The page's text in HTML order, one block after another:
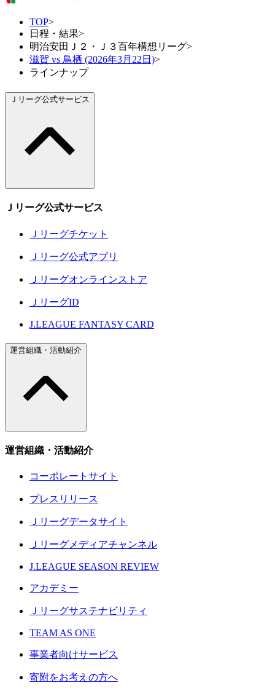
TOP>
日程・結果>
明治安田Ｊ２・Ｊ３百年構想リーグ>
滋賀 vs 鳥栖 (2026年3月22日)>
ラインナップ
Ｊリーグ公式サービス
Ｊリーグ公式サービス
Ｊリーグチケット
Ｊリーグ公式アプリ
Ｊリーグオンラインストア
ＪリーグID
J.LEAGUE FANTASY CARD
運営組織・活動紹介
運営組織・活動紹介
コーポレートサイト
プレスリリース
Ｊリーグデータサイト
Ｊリーグメディアチャンネル
J.LEAGUE SEASON REVIEW
アカデミー
Ｊリーグサステナビリティ
TEAM AS ONE
事業者向けサービス
寄附をお考えの方へ